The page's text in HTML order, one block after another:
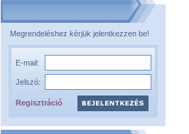
Megrendeléshez kérjük jelentkezzen be!
E-mail:
Jelszó:
Regisztráció